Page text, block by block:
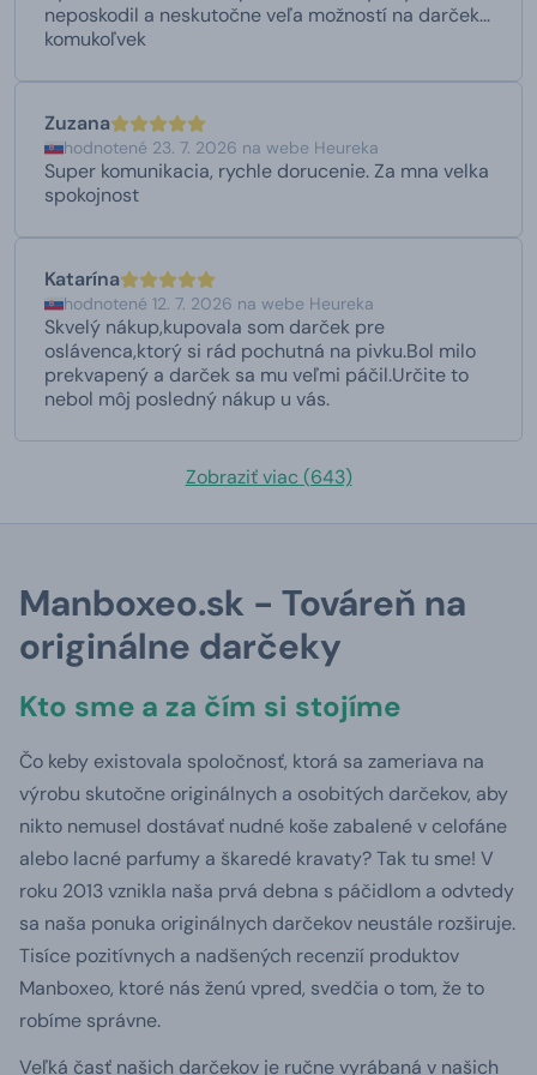
neposkodil a neskutočne veľa možností na darček...
komukoľvek
Zuzana
hodnotené 23. 7. 2026 na webe Heureka
Super komunikacia, rychle dorucenie. Za mna velka
spokojnost
Katarína
hodnotené 12. 7. 2026 na webe Heureka
Skvelý nákup,kupovala som darček pre
oslávenca,ktorý si rád pochutná na pivku.Bol milo
prekvapený a darček sa mu veľmi páčil.Určite to
nebol môj posledný nákup u vás.
Zobraziť viac (643)
Manboxeo.sk - Továreň na
originálne darčeky
Kto sme a za čím si stojíme
Čo keby existovala spoločnosť, ktorá sa zameriava na
výrobu skutočne originálnych a osobitých darčekov, aby
nikto nemusel dostávať nudné koše zabalené v celofáne
alebo lacné parfumy a škaredé kravaty? Tak tu sme! V
roku 2013 vznikla naša prvá debna s páčidlom a odvtedy
sa naša ponuka originálnych darčekov neustále rozširuje.
Tisíce pozitívnych a nadšených recenzií produktov
Manboxeo, ktoré nás ženú vpred, svedčia o tom, že to
robíme správne.
Veľká časť našich darčekov je ručne vyrábaná v našich